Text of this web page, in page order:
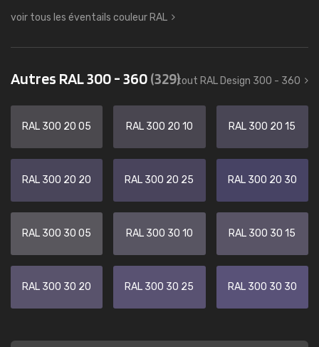
voir tous les éventails couleur RAL
Autres RAL 300 - 360(329)tout RAL Design 300 - 360
RAL 300 20 05 RAL 300 20 10 RAL 300 20 15
RAL 300 20 20 RAL 300 20 25 RAL 300 20 30
RAL 300 30 05 RAL 300 30 10 RAL 300 30 15
RAL 300 30 20 RAL 300 30 25 RAL 300 30 30